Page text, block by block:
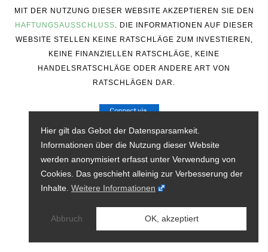
MIT DER NUTZUNG DIESER WEBSITE AKZEPTIEREN SIE DEN
HAFTUNGSAUSSCHLUSS . DIE INFORMATIONEN AUF DIESER
WEBSITE STELLEN KEINE RATSCHLÄGE ZUM INVESTIEREN,
KEINE FINANZIELLEN RATSCHLÄGE, KEINE
HANDELSRATSCHLÄGE ODER ANDERE ART VON
RATSCHLÄGEN DAR.
Hier gilt das Gebot der Datensparsamkeit.
Informationen über die Nutzung dieser Website
werden anonymisiert erfasst unter Verwendung von
Cookies. Das geschieht alleinig zur Verbesserung der
Inhalte. Weitere Informationen
Abbruch OK, akzeptiert